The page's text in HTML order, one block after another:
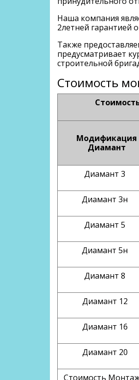
Наша компания
2летней гарантией
Также
предусматривает
строительной
Стоимость
Модификация
Диамант
Диамант 3
Диамант 3н
Диамант 5
Диамант 5н
Диамант 8
Диамант 12
Диамант 16
Диамант 20
Стоимость